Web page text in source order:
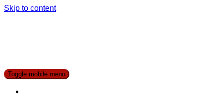
Skip to content
Toggle mobile menu